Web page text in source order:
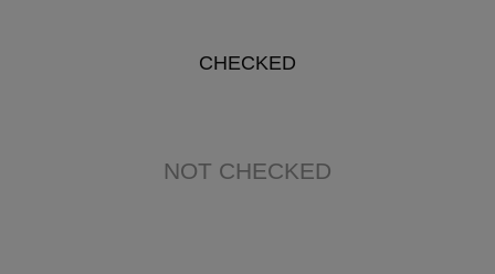
CHECKED
NOT CHECKED